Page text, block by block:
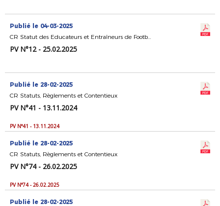
Publié le 04-03-2025
CR Statut des Educateurs et Entraîneurs de Football
PV N°12 - 25.02.2025
Publié le 28-02-2025
CR Statuts, Règlements et Contentieux
PV N°41 - 13.11.2024
PV N°41 - 13.11.2024
Publié le 28-02-2025
CR Statuts, Règlements et Contentieux
PV N°74 - 26.02.2025
PV N°74 - 26.02.2025
Publié le 28-02-2025